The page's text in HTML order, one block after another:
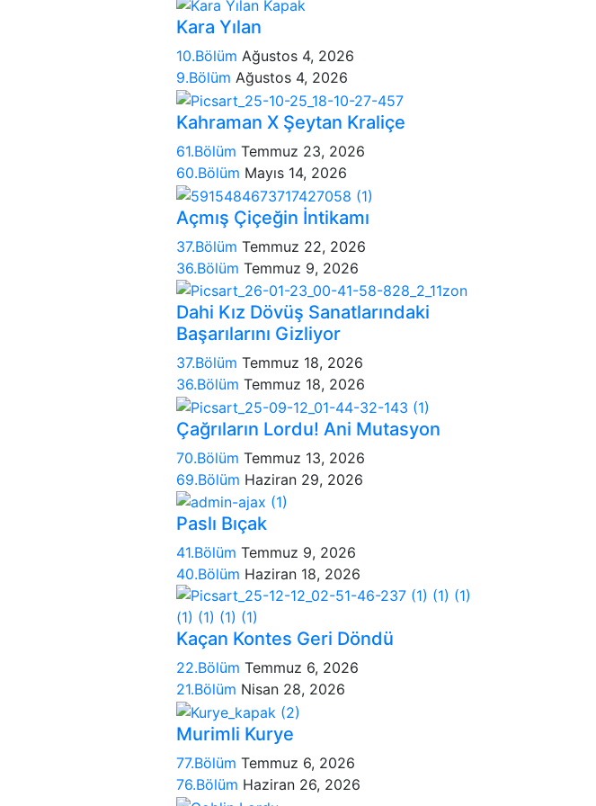
Kara Yılan
10.Bölüm Ağustos 4, 2026
9.Bölüm Ağustos 4, 2026
Kahraman X Şeytan Kraliçe
61.Bölüm Temmuz 23, 2026
60.Bölüm Mayıs 14, 2026
Açmış Çiçeğin İntikamı
37.Bölüm Temmuz 22, 2026
36.Bölüm Temmuz 9, 2026
Dahi Kız Dövüş Sanatlarındaki
Başarılarını Gizliyor
37.Bölüm Temmuz 18, 2026
36.Bölüm Temmuz 18, 2026
Çağrıların Lordu! Ani Mutasyon
70.Bölüm Temmuz 13, 2026
69.Bölüm Haziran 29, 2026
Paslı Bıçak
41.Bölüm Temmuz 9, 2026
40.Bölüm Haziran 18, 2026
Kaçan Kontes Geri Döndü
22.Bölüm Temmuz 6, 2026
21.Bölüm Nisan 28, 2026
Murimli Kurye
77.Bölüm Temmuz 6, 2026
76.Bölüm Haziran 26, 2026